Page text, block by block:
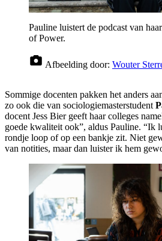
Pauline luistert de podcast van
of Power.
Afbeelding door: Wouter
Sommige docenten pakken het anders
zo ook die van sociologiemasterstudent
docent Jess Bier geeft haar colleges
goede kwaliteit ook”, aldus Pauline. “Ik
rondje loop of op een bankje zit. Niet
van notities, maar dan luister ik hem